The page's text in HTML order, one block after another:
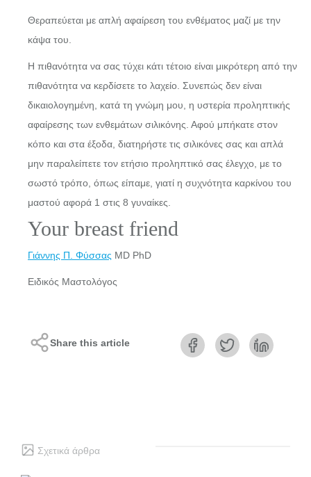
Θεραπεύεται με απλή αφαίρεση του ενθέματος μαζί με την
κάψα του.
Η πιθανότητα να σας τύχει κάτι τέτοιο είναι μικρότερη από την
πιθανότητα να κερδίσετε το λαχείο. Συνεπώς δεν είναι
δικαιολογημένη, κατά τη γνώμη μου, η υστερία προληπτικής
αφαίρεσης των ενθεμάτων σιλικόνης. Αφού μπήκατε στον
κόπο και στα έξοδα, διατηρήστε τις σιλικόνες σας και απλά
μην παραλείπετε τον ετήσιο προληπτικό σας έλεγχο, με το
σωστό τρόπο, όπως είπαμε, γιατί η συχνότητα καρκίνου του
μαστού αφορά 1 στις 8 γυναίκες.
Your breast friend
Γιάννης Π. Φύσσας MD PhD
Ειδικός Μαστολόγος
Share this article
Σχετικά άρθρα